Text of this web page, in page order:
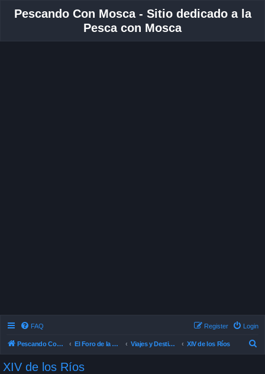
Pescando Con Mosca - Sitio dedicado a la
Pesca con Mosca
FAQ Login
Register
Pescando Con Mosca El Foro de la Pesca con Mosca en Chile Viajes y Destinos de Pesca XIV de los Ríos
XIV de los Ríos